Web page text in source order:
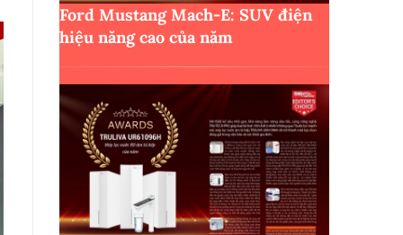
Ford Mustang Mach-E: SUV điện
hiệu năng cao của năm